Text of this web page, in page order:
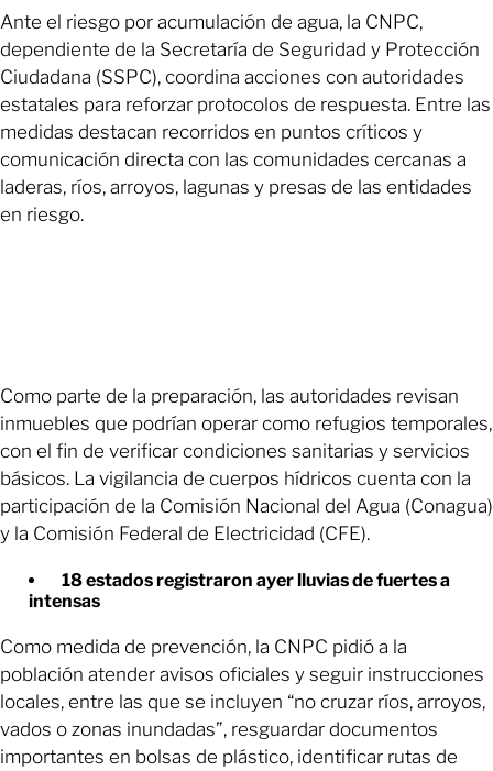
Ante el riesgo por acumulación de agua, la CNPC,
dependiente de la Secretaría de Seguridad y Protección
Ciudadana (SSPC), coordina acciones con autoridades
estatales para reforzar protocolos de respuesta. Entre las
medidas destacan recorridos en puntos críticos y
comunicación directa con las comunidades cercanas a
laderas, ríos, arroyos, lagunas y presas de las entidades
en riesgo.
Como parte de la preparación, las autoridades revisan
inmuebles que podrían operar como refugios temporales,
con el fin de verificar condiciones sanitarias y servicios
básicos. La vigilancia de cuerpos hídricos cuenta con la
participación de la Comisión Nacional del Agua (Conagua)
y la Comisión Federal de Electricidad (CFE).
18 estados registraron ayer lluvias de fuertes a
intensas
Como medida de prevención, la CNPC pidió a la
población atender avisos oficiales y seguir instrucciones
locales, entre las que se incluyen “no cruzar ríos, arroyos,
vados o zonas inundadas”, resguardar documentos
importantes en bolsas de plástico, identificar rutas de